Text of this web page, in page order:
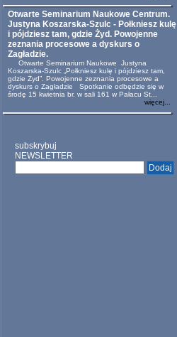
Otwarte Seminarium Naukowe Centrum.
Justyna Koszarska-Szulc - Połkniesz kulę
i pójdziesz tam, gdzie Żyd. Powojenne
zeznania procesowe a dyskurs o
Zagładzie.
Otwarte Seminarium Naukowe Justyna
Koszarska-Szulc „Połkniesz kulę i pójdziesz tam,
gdzie Żyd”. Powojenne zeznania procesowe a
dyskurs o Zagładzie Spotkanie odbędzie się w
środę 15 kwietnia br. w sali 161 w Pałacu St...
więcej...
subskrybuj
NEWSLETTER